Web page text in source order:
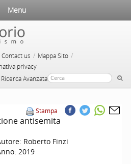
us / Mappa Sito /
privacy
Ricerca Avanzata
Menu
Stampa
antisemita
Roberto Finzi
2019